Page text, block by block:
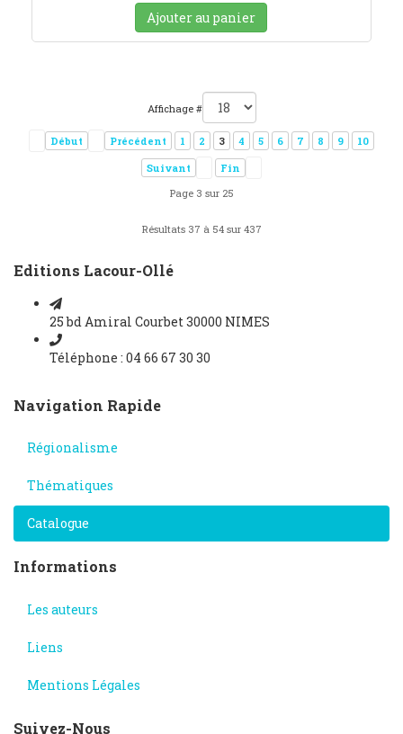
Ajouter au panier
Affichage #
Début Précédent 1 2 3 4 5 6 7 8 9
10
Suivant
Fin
Page 3 sur 25
Résultats 37 à 54 sur 437
Editions Lacour-Ollé
25 bd Amiral Courbet 30000 NIMES
Téléphone : 04 66 67 30 30
Navigation Rapide
Régionalisme
Thématiques
Catalogue
Informations
Les auteurs
Liens
Mentions Légales
Suivez-Nous